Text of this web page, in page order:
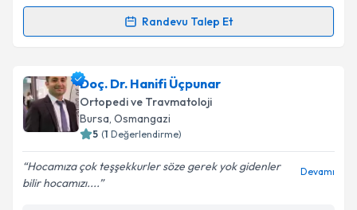
Randevu Talep Et
Randevu Takvimi Talebi
Op. Dr. Mehmet Şahiniçin randevu takvimi talebi
oluşturun. Size bu uzmandan randevu almanız için bir
takvim hazırlandığında e-posta ile bilgilendireceğiz.
Doç. Dr. Hanifi Üçpunar
Ortopedi ve Travmatoloji
Bursa, Osmangazi
5 (1 Değerlendirme)
Hocamıza çok teşşekkurler söze gerek yok gidenler
bilir hocamızı....
Devamı